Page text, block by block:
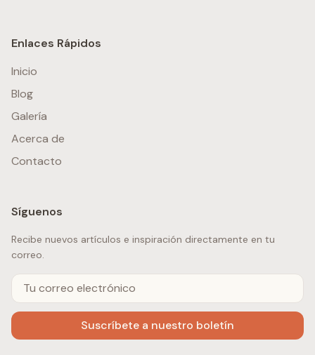
Enlaces Rápidos
Inicio
Blog
Galería
Acerca de
Contacto
Síguenos
Recibe nuevos artículos e inspiración directamente en tu
correo.
Suscríbete a nuestro boletín